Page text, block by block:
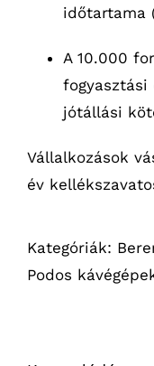
időtartama
A 10.000
jótállási
Vállalkozások
év
Kategóriák:
Podos